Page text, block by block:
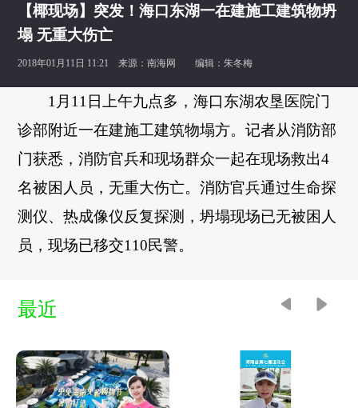
【椰现场】突发！海口东湖一在建施工建筑物坍
塌 无重大伤亡
2018年01月11日 11:21 来源：南海网 编辑：朱冬梅
1月11日上午九点多，海口东湖农垦医院门
诊部附近一在建施工建筑物塌方。记者从消防部
门获悉，消防官兵和现场群众一起在现场救出4
名被困人员，无重大伤亡。消防官兵通过生命探
测仪、热成像仪反复探测，坍塌现场已无被困人
员，现场已移交110民警。
最近